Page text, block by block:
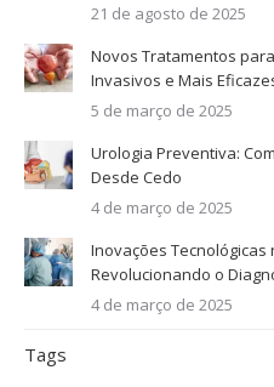
21 de agosto de 2025
Novos Tratamentos
Invasivos e Mais
5 de março de 2025
Urologia Preventiva:
Desde Cedo
4 de março de 2025
Inovações Tecnológicas
Revolucionando o
4 de março de 2025
Tags